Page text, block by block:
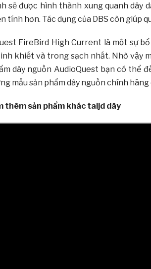
sẽ được hình thành xung quanh
tính hơn. Tác dụng của DBS còn giúp
FireBird High Current là một sự
khiết và trong sạch nhất. Nhờ vậy
dây nguồn AudioQuest bạn có thể
mẫu sản phẩm dây nguồn chính
thêm sản phẩm khác taijd dây